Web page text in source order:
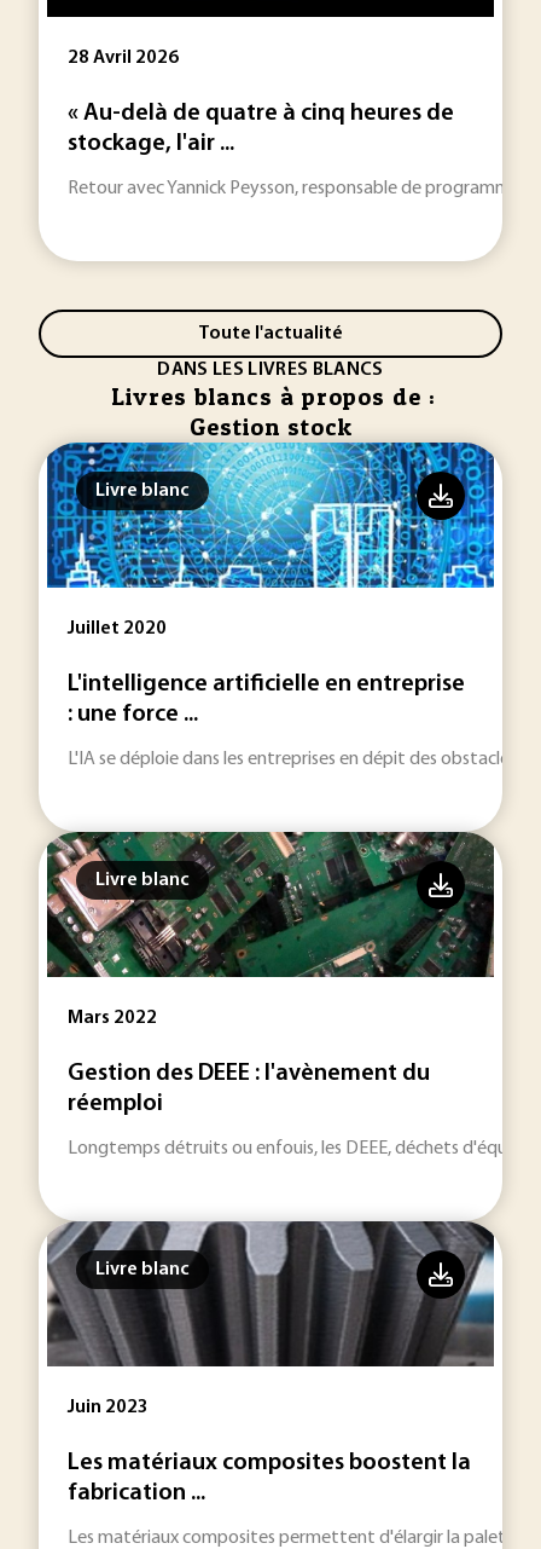
28 Avril 2026
« Au-delà de quatre à cinq heures de
stockage, l'air ...
Retour avec Yannick Peysson, responsable de
Toute l'actualité
DANS LES LIVRES BLANCS
Livres blancs à propos de :
Gestion stock
Livre blanc
Juillet 2020
L'intelligence artificielle en entreprise
: une force ...
L'IA se déploie dans les entreprises en dépit des obstacles
Livre blanc
Mars 2022
Gestion des DEEE : l'avènement du
réemploi
Longtemps détruits ou enfouis, les DEEE, déchets
Livre blanc
Juin 2023
Les matériaux composites boostent la
fabrication ...
Les matériaux composites permettent d'élargir la palette